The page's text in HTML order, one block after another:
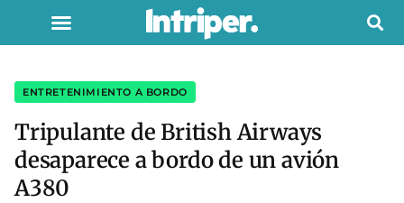
ENTRETENIMIENTO A BORDO
Tripulante de British Airways
desaparece a bordo de un avión
A380